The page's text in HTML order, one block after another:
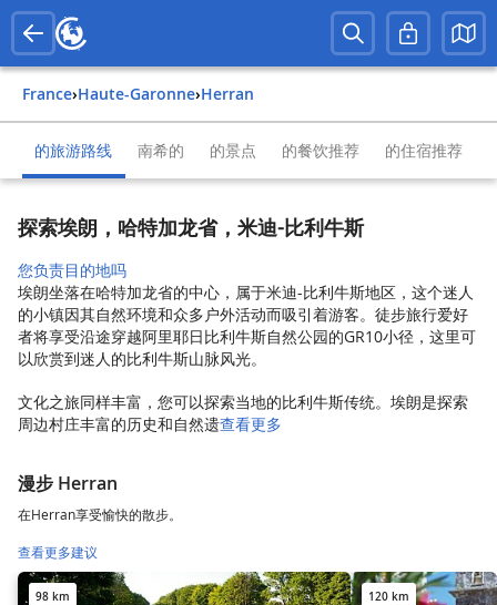
France› Haute-Garonne› Herran
的旅游路线 南希的 的景点 的餐饮推荐 的住宿推荐
探索埃朗，哈特加龙省，米迪-比利牛斯
您负责目的地吗
埃朗坐落在哈特加龙省的中心，属于米迪-比利牛斯地区，这个迷人
的小镇因其自然环境和众多户外活动而吸引着游客。徒步旅行爱好
者将享受沿途穿越阿里耶日比利牛斯自然公园的GR10小径，这里可
以欣赏到迷人的比利牛斯山脉风光。
文化之旅同样丰富，您可以探索当地的比利牛斯传统。埃朗是探索
周边村庄丰富的历史和自然遗查看更多
漫步 Herran
在Herran享受愉快的散步。
查看更多建议
98 km 120 km